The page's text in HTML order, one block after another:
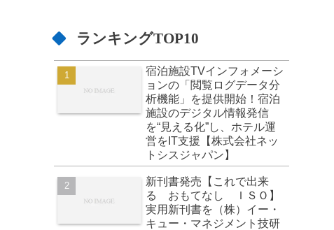
ランキングTOP10
宿泊施設TVインフォメーシ
ョンの「閲覧ログデータ分
析機能」を提供開始！宿泊
施設のデジタル情報発信
を“見える化”し、ホテル運
営をIT支援【株式会社ネッ
トシスジャパン】
新刊書発売【これで出来
る おもてなし ＩＳＯ】
実用新刊書を（株）イー・
キュー・マネジメント技研